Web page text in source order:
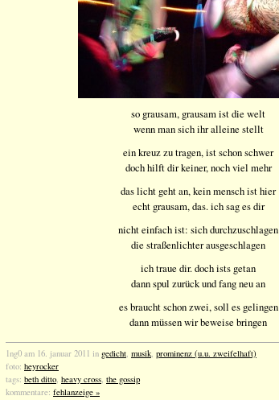
so grausam, grausam ist die welt
wenn man sich ihr alleine stellt
ein kreuz zu tragen, ist schon schwer
doch hilft dir keiner, noch viel mehr
das licht geht an, kein mensch ist hier
echt grausam, das. ich sag es dir
nicht einfach ist: sich durchzuschlagen
die straßenlichter ausgeschlagen
ich traue dir. doch ists getan
dann spul zurück und fang neu an
es braucht schon zwei, soll es gelingen
dann müssen wir beweise bringen
1ng0 am 16. januar 2011 in gedicht, musik, prominenz (u.u. zweifelhaft)
foto: heyrocker
tags: beth ditto, heavy cross, the gossip
kommentare: fehlanzeige »